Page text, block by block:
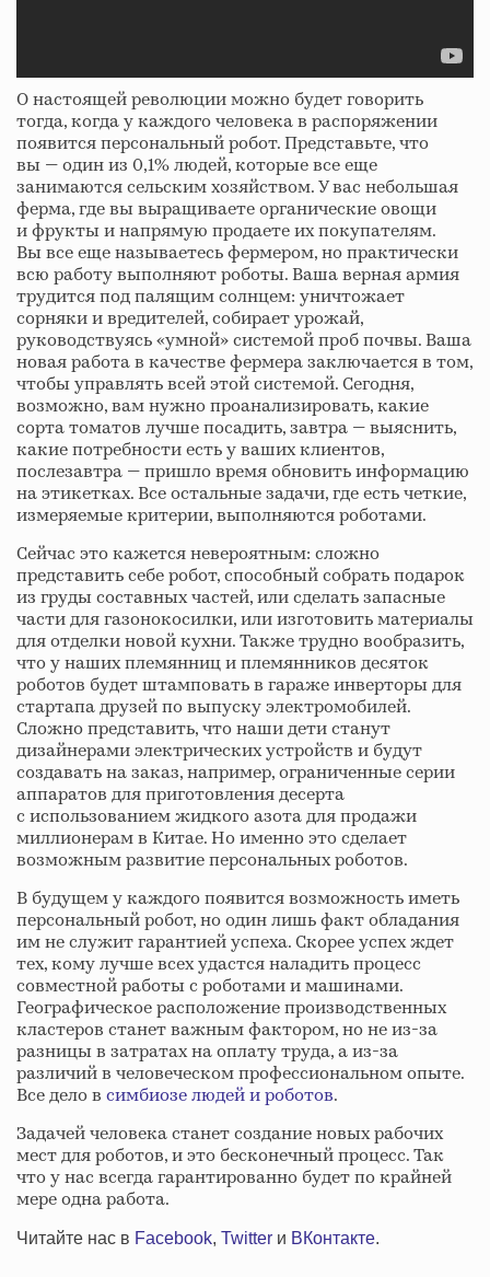
О настоящей революции можно будет говорить
тогда, когда у каждого человека в распоряжении
появится персональный робот. Представьте, что
вы — один из 0,1% людей, которые все еще
занимаются сельским хозяйством. У вас небольшая
ферма, где вы выращиваете органические овощи
и фрукты и напрямую продаете их покупателям.
Вы все еще называетесь фермером, но практически
всю работу выполняют роботы. Ваша верная армия
трудится под палящим солнцем: уничтожает
сорняки и вредителей, собирает урожай,
руководствуясь «умной» системой проб почвы. Ваша
новая работа в качестве фермера заключается в том,
чтобы управлять всей этой системой. Сегодня,
возможно, вам нужно проанализировать, какие
сорта томатов лучше посадить, завтра — выяснить,
какие потребности есть у ваших клиентов,
послезавтра — пришло время обновить информацию
на этикетках. Все остальные задачи, где есть четкие,
измеряемые критерии, выполняются роботами.
Сейчас это кажется невероятным: сложно
представить себе робот, способный собрать подарок
из груды составных частей, или сделать запасные
части для газонокосилки, или изготовить материалы
для отделки новой кухни. Также трудно вообразить,
что у наших племянниц и племянников десяток
роботов будет штамповать в гараже инверторы для
стартапа друзей по выпуску электромобилей.
Сложно представить, что наши дети станут
дизайнерами электрических устройств и будут
создавать на заказ, например, ограниченные серии
аппаратов для приготовления десерта
с использованием жидкого азота для продажи
миллионерам в Китае. Но именно это сделает
возможным развитие персональных роботов.
В будущем у каждого появится возможность иметь
персональный робот, но один лишь факт обладания
им не служит гарантией успеха. Скорее успех ждет
тех, кому лучше всех удастся наладить процесс
совместной работы с роботами и машинами.
Географическое расположение производственных
кластеров станет важным фактором, но не из-за
разницы в затратах на оплату труда, а из-за
различий в человеческом профессиональном опыте.
Все дело в симбиозе людей и роботов.
Задачей человека станет создание новых рабочих
мест для роботов, и это бесконечный процесс. Так
что у нас всегда гарантированно будет по крайней
мере одна работа.
Читайте нас в Facebook, Twitter и ВКонтакте.